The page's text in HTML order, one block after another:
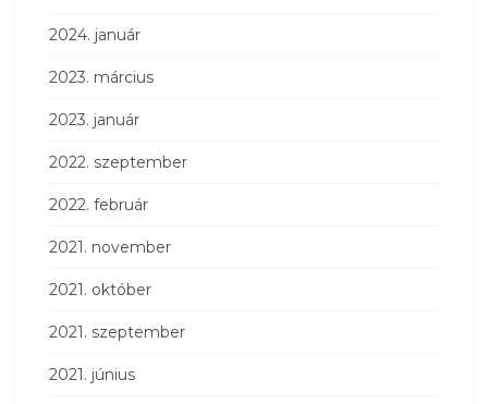
2024. január
2023. március
2023. január
2022. szeptember
2022. február
2021. november
2021. október
2021. szeptember
2021. június